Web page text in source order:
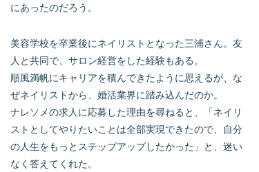
にあったのだろう。
美容学校を卒業後にネイリストとなった三浦さん。友
人と共同で、サロン経営をした経験もある。
順風満帆にキャリアを積んできたように思えるが、な
ぜネイリストから、婚活業界に踏み込んだのか。
ナレソメの求人に応募した理由を尋ねると、「ネイリ
ストとしてやりたいことは全部実現できたので、自分
の人生をもっとステップアップしたかった」と、迷い
なく答えてくれた。